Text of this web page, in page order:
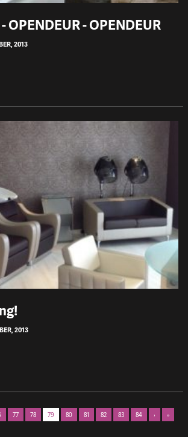
OPENDEUR - OPENDEUR
2013
2013
77 78 79 80 81 82 83 84 › »